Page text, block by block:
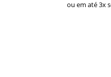
ou em até 3x